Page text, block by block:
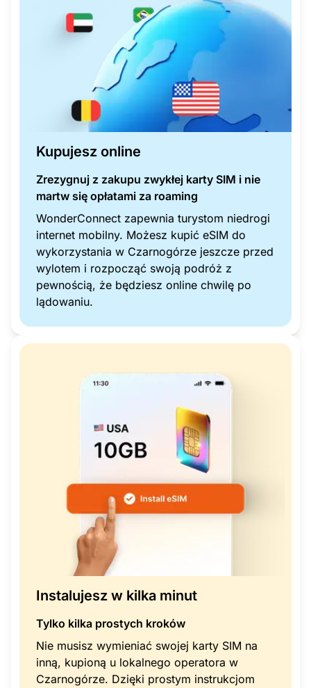
Kupujesz online
Zrezygnuj z zakupu zwykłej karty SIM i nie
martw się opłatami za roaming
WonderConnect zapewnia turystom niedrogi
internet mobilny. Możesz kupić eSIM do
wykorzystania w Czarnogórze jeszcze przed
wylotem i rozpocząć swoją podróż z
pewnością, że będziesz online chwilę po
lądowaniu.
Instalujesz w kilka minut
Tylko kilka prostych kroków
Nie musisz wymieniać swojej karty SIM na
inną, kupioną u lokalnego operatora w
Czarnogórze. Dzięki prostym instrukcjom